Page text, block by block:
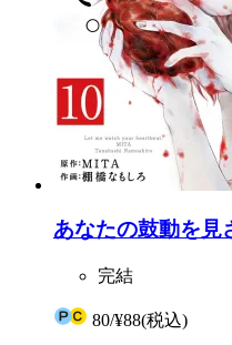
あなたの鼓動を見
完結
80/¥88(税込)